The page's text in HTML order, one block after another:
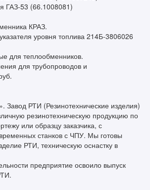
ГАЗ-53 (66.1008081)
КРАЗ.
уровня топлива 214Б-3806026
для теплообменников.
для трубопроводов и
Завод РТИ (Резинотехнические изделия)
резинотехническую продукцию по
или образцу заказчика, с
станков с ЧПУ. Мы готовы
РТИ, техническую оснастку в
предприятие освоило выпуск